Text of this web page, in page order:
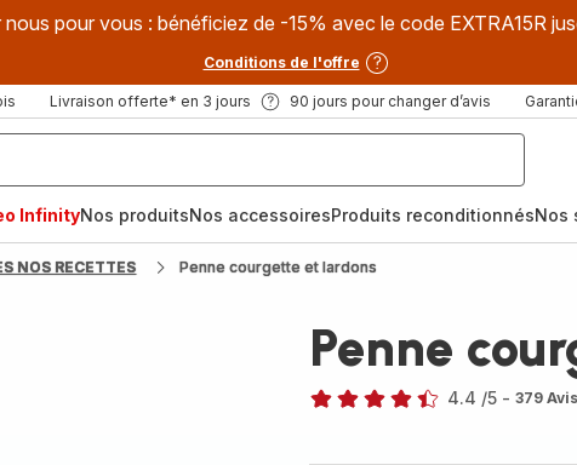
pour vous : bénéficiez de -15% avec le code EXTRA15R
Conditions de l'offre
Livraison offerte* en 3 jours 90 jours pour changer d’avis
InfinityNos produitsNos accessoiresProduits reconditionnésNos
NOS RECETTES Penne courgette et lardons
Penne
4.4 /5 - 379 Avis